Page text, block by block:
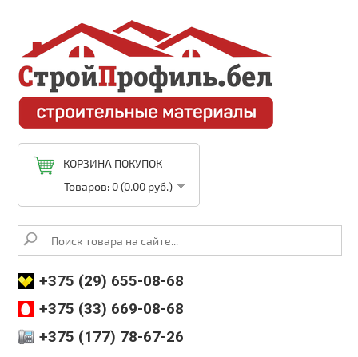
КОРЗИНА ПОКУПОК
Товаров: 0 (0.00 руб.)
+375 (29) 655-08-68
+375 (33) 669-08-68
+375 (177) 78-67-26